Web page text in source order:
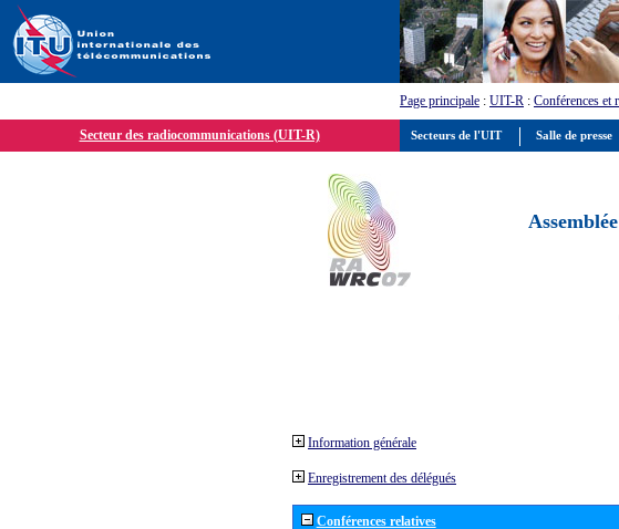
Page principale : UIT-R : Conférences et
Secteur des radiocommunications (UIT-R)
Information générale
Enregistrement des délégués
Conférences relatives
Secteurs de l'UIT Salle de presse